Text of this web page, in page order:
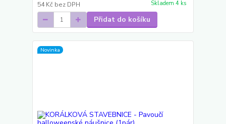
54 Kč bez DPH Skladem 4 ks
Přidat do košíku
Novinka